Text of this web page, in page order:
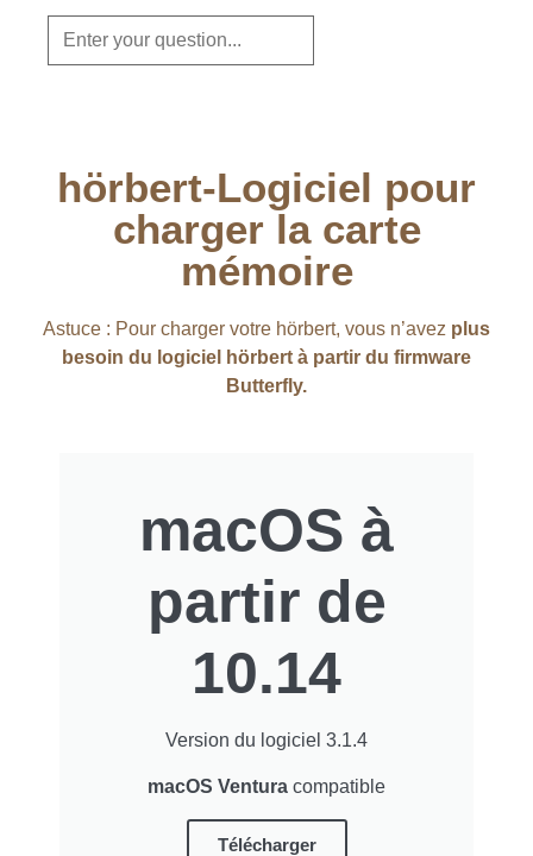
hörbert-Logiciel pour
charger la carte
mémoire
Astuce : Pour charger votre hörbert, vous n’avez plus
besoin du logiciel hörbert à partir du firmware
Butterfly.
macOS à
partir de
10.14
Version du logiciel 3.1.4
macOS Ventura compatible
Télécharger